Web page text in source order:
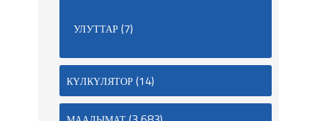
УЛУТТАР(7)
КҮЛКҮЛЯТОР(14)